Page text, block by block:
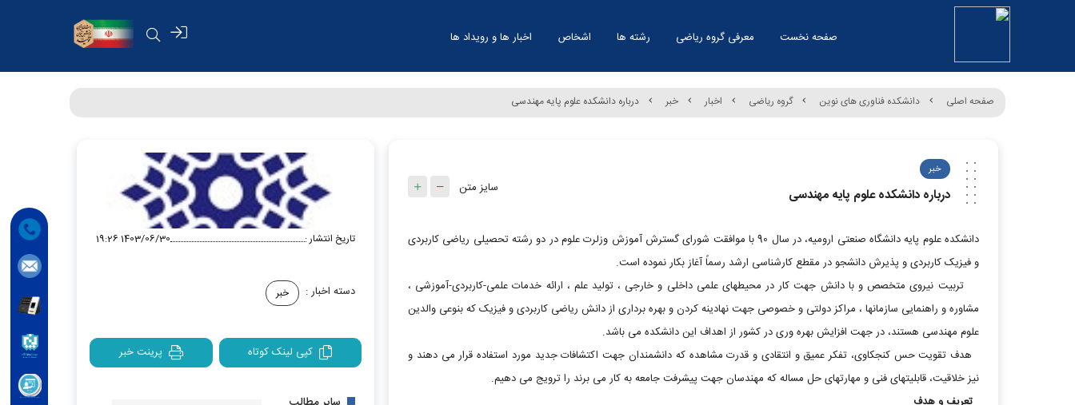
صفحه نخست معرفی گروه ریاضی رشته ها اشخاص اخبار ها و رویداد ها
صفحه اصلی دانشکده فناوری های نوین گروه ریاضی اخبار خبر درباره دانشکده علوم پایه مهندسی
خبر
درباره دانشکده علوم پایه مهندسی سایز متن
دانشکده علوم پایه دانشگاه صنعتی ارومیه، در سال 90 با موافقت شورای گسترش آموزش وزلرت علوم در دو رشته تحصیلی ریاضی کاربردی
و فیزیک کاربردی و پذیرش دانشجو در مقطع کارشناسی ارشد رسماً آغاز بکار نموده است.
تربیت نیروی متخصص و با دانش جهت کار در محیطهای علمی داخلی و خارجی ، تولید علم ، ارائه خدمات علمی-کاربردی-آموزشی ،
مشاوره و راهنمایی سازمانها ، مراکز دولتی و خصوصی جهت نهادینه کردن و بهره برداری از دانش ریاضی کاربردی و فیزیک که بنوعی والدین
علوم مهندسی هستند، در جهت افزایش بهره وری در کشور از اهداف این دانشکده می باشد.
هدف تقویت حس کنجکاوی، تفکر عمیق و انتقادی و قدرت مشاهده که دانشمندان جهت اکتشافات جدید مورد استفاده قرار می دهند و
نیز خلاقیت، قابلیتهای فنی و مهارتهای حل مساله که مهندسان جهت پیشرفت جامعه به کار می برند را ترویج می دهیم.
تاریخ انتشار : 1403/06/30 19:26
دسته اخبار : خبر
کپی لینک کوتاه پرینت خبر